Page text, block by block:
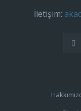
İletişim: